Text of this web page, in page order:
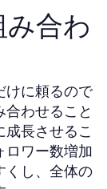
合わ
けに頼るので
わせること
長させるこ
ロワー数増加
くし、全体の